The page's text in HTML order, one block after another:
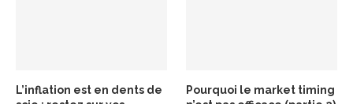
L’inflation est en dents de
Pourquoi le market timing